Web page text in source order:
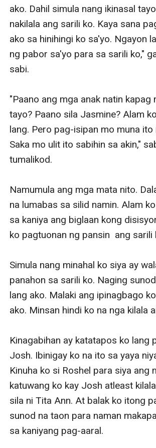
ako. Dahil simula nang ikinasal
nakilala ang sarili ko. Kaya sana
ako sa hinihingi ko sa'yo. Ngayon
ng pabor sa'yo para sa sarili ko,"
sabi.
"Paano ang mga anak natin kapag
tayo? Paano sila Jasmine? Alam
lang. Pero pag-isipan mo muna ito
Saka mo ulit ito sabihin sa akin,"
tumalikod.
Namumula ang mga mata nito.
na lumabas sa silid namin. Alam
sa kaniya ang biglaan kong
ko pagtuonan ng pansin  ang sarili
Simula nang minahal ko siya ay
panahon sa sarili ko. Naging
lang ako. Malaki ang ipinagbago
ako. Minsan hindi ko na nga kilala
Kinagabihan ay katatapos ko lang
Josh. Ibinigay ko na ito sa yaya
Kinuha ko si Roshel para siya ang
katuwang ko kay Josh atleast
sila ni Tita Ann. At balak ko itong
sunod na taon para naman
sa kaniyang pag-aaral.